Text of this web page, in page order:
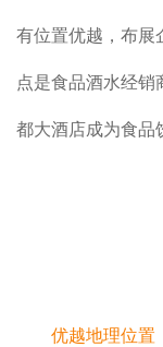
有位置优越，布展
点是食品酒水经销
都大酒店成为食品
优越地理位置